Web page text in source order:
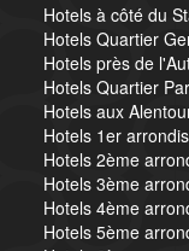
Hotels à côté du
Hotels Quartier
Hotels près de
Hotels Quartier
Hotels aux
Hotels 1er
Hotels 2ème
Hotels 3ème
Hotels 4ème
Hotels 5ème